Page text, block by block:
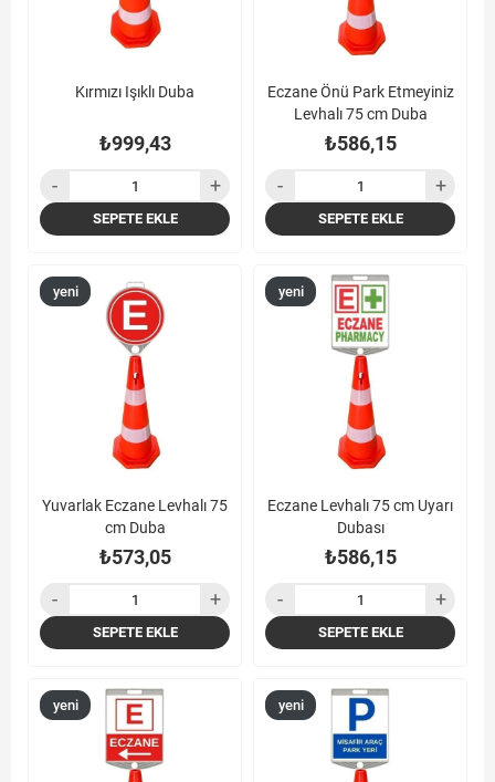
Kırmızı Işıklı Duba
₺999,43
SEPETE EKLE
Eczane Önü Park Etmeyiniz
Levhalı 75 cm Duba
₺586,15
SEPETE EKLE
Yuvarlak Eczane Levhalı 75
cm Duba
₺573,05
yeni
SEPETE EKLE
Eczane Levhalı 75 cm Uyarı
Dubası
₺586,15
yeni
SEPETE EKLE
yeni
yeni